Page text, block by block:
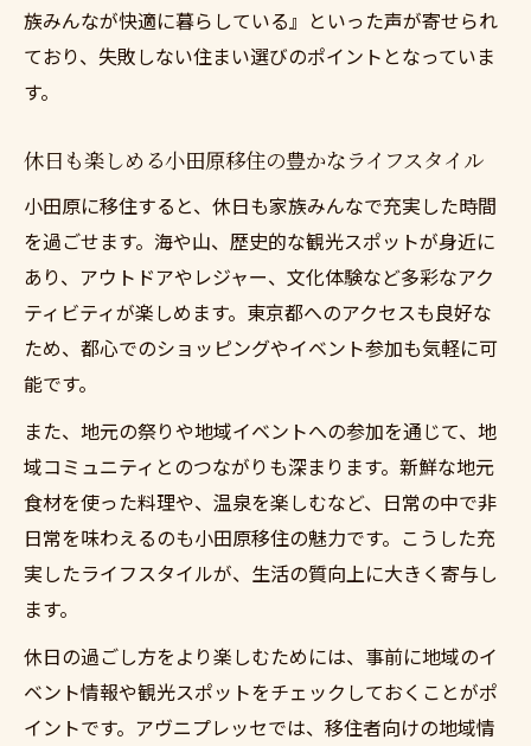
族みんなが快適に暮らしている』といった声が寄せられ
ており、失敗しない住まい選びのポイントとなっていま
す。
休日も楽しめる小田原移住の豊かなライフスタイル
小田原に移住すると、休日も家族みんなで充実した時間
を過ごせます。海や山、歴史的な観光スポットが身近に
あり、アウトドアやレジャー、文化体験など多彩なアク
ティビティが楽しめます。東京都へのアクセスも良好な
ため、都心でのショッピングやイベント参加も気軽に可
能です。
また、地元の祭りや地域イベントへの参加を通じて、地
域コミュニティとのつながりも深まります。新鮮な地元
食材を使った料理や、温泉を楽しむなど、日常の中で非
日常を味わえるのも小田原移住の魅力です。こうした充
実したライフスタイルが、生活の質向上に大きく寄与し
ます。
休日の過ごし方をより楽しむためには、事前に地域のイ
ベント情報や観光スポットをチェックしておくことがポ
イントです。アヴニプレッセでは、移住者向けの地域情